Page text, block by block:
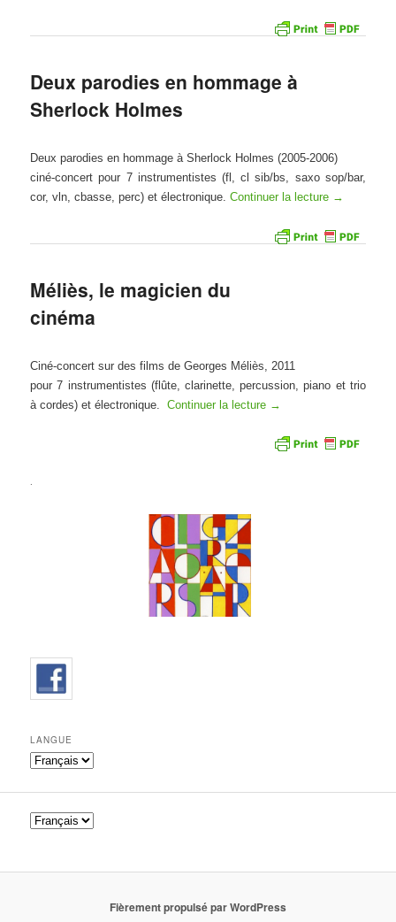
Deux parodies en hommage à
Sherlock Holmes
Deux parodies en hommage à Sherlock Holmes (2005-2006)
ciné-concert pour 7 instrumentistes (fl, cl sib/bs, saxo sop/bar,
cor, vln, cbasse, perc) et électronique.Continuer la lecture →
Méliès, le magicien du
cinéma
Ciné-concert sur des films de Georges Méliès, 2011
pour 7 instrumentistes (flûte, clarinette, percussion, piano et trio
à cordes) et électronique.Continuer la lecture →
.
LANGUE
Fièrement propulsé par WordPress